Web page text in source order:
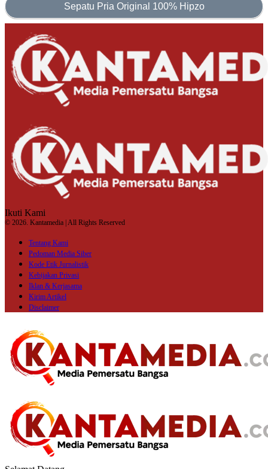
Sepatu Pria Original 100% Hipzo
Ikuti Kami
© 2026. Kantamedia | All Rights Reserved
Tentang Kami
Pedoman Media Siber
Kode Etik Jurnalistik
Kebijakan Privasi
Iklan & Kerjasama
Kirim Artikel
Disclaimer